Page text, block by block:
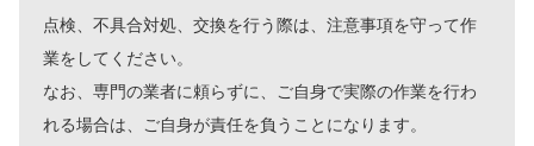
点検、不具合対処、交換を行う際は、注意事項を守って作
業をしてください。
なお、専門の業者に頼らずに、ご自身で実際の作業を行わ
れる場合は、ご自身が責任を負うことになります。